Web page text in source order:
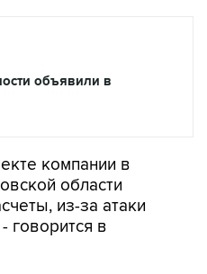
объявили в
компании в
области
из-за атаки
говорится в